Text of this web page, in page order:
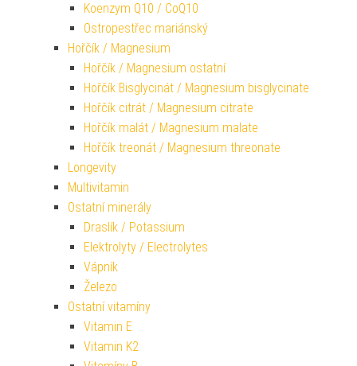
Koenzym Q10 / CoQ10
Ostropestřec mariánský
Hořčík / Magnesium
Hořčík / Magnesium ostatní
Hořčík Bisglycinát / Magnesium bisglycinate
Hořčík citrát / Magnesium citrate
Hořčík malát / Magnesium malate
Hořčík treonát / Magnesium threonate
Longevity
Multivitamin
Ostatní minerály
Draslík / Potassium
Elektrolyty / Electrolytes
Vápník
Železo
Ostatní vitamíny
Vitamin E
Vitamin K2